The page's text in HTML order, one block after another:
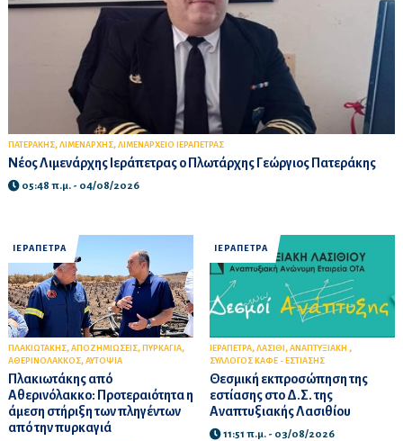
ΠΑΤΕΡΑΚΗΣ, ΛΙΜΕΝΑΡΧΗΣ, ΛΙΜΕΝΑΡΧΕΙΟ ΙΕΡΑΠΕΤΡΑΣ
Νέος Λιμενάρχης Ιεράπετρας ο Πλωτάρχης Γεώργιος Πατεράκης
05:48 π.μ. - 04/08/2026
ΙΕΡΑΠΕΤΡΑ
ΠΛΑΚΙΩΤΑΚΗΣ, ΑΠΟΖΗΜΙΩΣΕΙΣ, ΠΥΡΚΑΓΙΑ,
ΑΘΕΡΙΝΟΛΑΚΚΟΣ, ΑΥΤΟΨΙΑ
Πλακιωτάκης από
Αθερινόλακκο: Προτεραιότητα η
άμεση στήριξη των πληγέντων
από την πυρκαγιά
ΙΕΡΑΠΕΤΡΑ
ΙΕΡΑΠΕΤΡΑ, ΛΑΣΙΘΙ , ΑΝΑΠΤΥΞΙΑΚΗ ,
ΣΥΛΛΟΓΟΣ ΚΑΦΕ - ΕΣΤΙΑΣΗΣ
Θεσμική εκπροσώπηση της
εστίασης στο Δ.Σ. της
Αναπτυξιακής Λασιθίου
11:51 π.μ. - 03/08/2026